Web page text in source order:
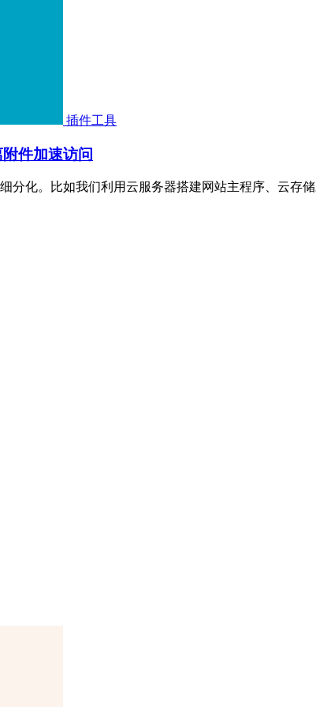
插件工具
件加速访问
分化。比如我们利用云服务器搭建网站主程序、云存